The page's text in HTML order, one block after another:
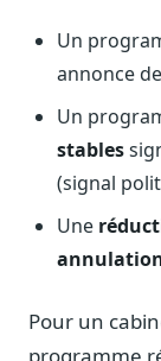
Un
annonce
Un
stables
(signal
Une
Pour un